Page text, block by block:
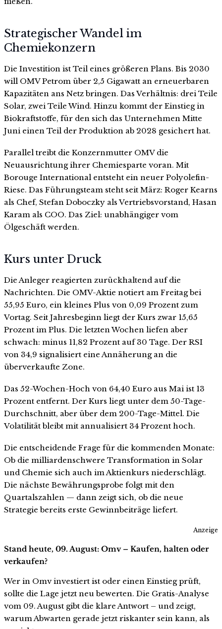
Strategischer Wandel im
Chemiekonzern
Die Investition ist Teil eines größeren Plans. Bis 2030
will OMV Petrom über 2,5 Gigawatt an erneuerbaren
Kapazitäten ans Netz bringen. Das Verhältnis: drei Teile
Solar, zwei Teile Wind. Hinzu kommt der Einstieg in
Biokraftstoffe, für den sich das Unternehmen Mitte
Juni einen Teil der Produktion ab 2028 gesichert hat.
Parallel treibt die Konzernmutter OMV die
Neuausrichtung ihrer Chemiesparte voran. Mit
Borouge International entsteht ein neuer Polyolefin-
Riese. Das Führungsteam steht seit März: Roger Kearns
als Chef, Stefan Doboczky als Vertriebsvorstand, Hasan
Karam als COO. Das Ziel: unabhängiger vom
Ölgeschäft werden.
Kurs unter Druck
Die Anleger reagierten zurückhaltend auf die
Nachrichten. Die OMV-Aktie notiert am Freitag bei
55,95 Euro, ein kleines Plus von 0,09 Prozent zum
Vortag. Seit Jahresbeginn liegt der Kurs zwar 15,65
Prozent im Plus. Die letzten Wochen liefen aber
schwach: minus 11,82 Prozent auf 30 Tage. Der RSI
von 34,9 signalisiert eine Annäherung an die
überverkaufte Zone.
Das 52-Wochen-Hoch von 64,40 Euro aus Mai ist 13
Prozent entfernt. Der Kurs liegt unter dem 50-Tage-
Durchschnitt, aber über dem 200-Tage-Mittel. Die
Volatilität bleibt mit annualisiert 34 Prozent hoch.
Die entscheidende Frage für die kommenden Monate:
Ob die milliardenschwere Transformation in Solar
und Chemie sich auch im Aktienkurs niederschlägt.
Die nächste Bewährungsprobe folgt mit den
Quartalszahlen — dann zeigt sich, ob die neue
Strategie bereits erste Gewinnbeiträge liefert.
Anzeige
Stand heute, 09. August: Omv – Kaufen, halten oder
verkaufen?
Wer in Omv investiert ist oder einen Einstieg prüft,
sollte die Lage jetzt neu bewerten. Die Gratis-Analyse
vom 09. August gibt die klare Antwort – und zeigt,
warum Abwarten gerade jetzt riskanter sein kann, als